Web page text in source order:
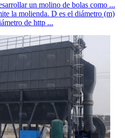
un molino de bolas como ...
la molienda. D es el diámetro (m)
de http ...